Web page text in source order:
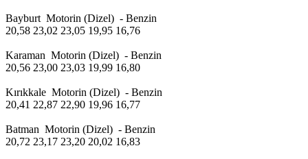
Bayburt Motorin (Dizel) - Benzin
20,58 23,02 23,05 19,95 16,76
Karaman Motorin (Dizel) - Benzin
20,56 23,00 23,03 19,99 16,80
Kırıkkale Motorin (Dizel) - Benzin
20,41 22,87 22,90 19,96 16,77
Batman Motorin (Dizel) - Benzin
20,72 23,17 23,20 20,02 16,83